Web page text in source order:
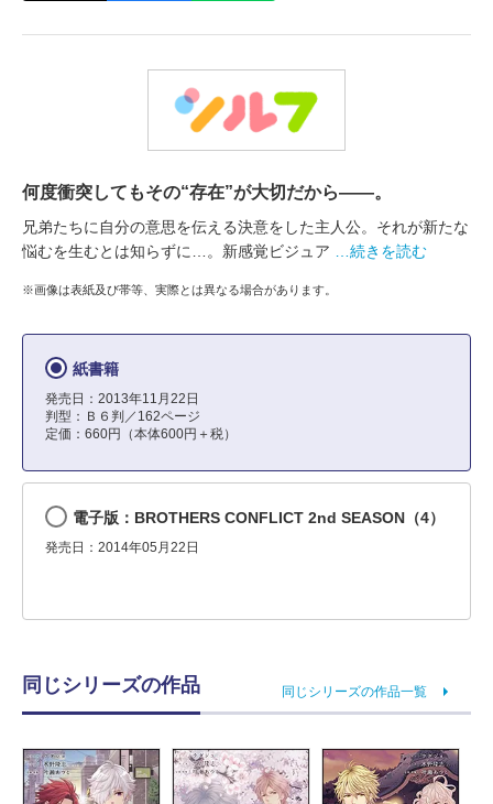
何度衝突してもその“存在”が大切だから――。
兄弟たちに自分の意思を伝える決意をした主人公。それが新たな
悩むを生むとは知らずに…。新感覚ビジュア
…続きを読む
※画像は表紙及び帯等、実際とは異なる場合があります。
紙書籍
発売日：2013年11月22日
判型：Ｂ６判／162ページ
定価：660円（本体600円＋税）
電子版：BROTHERS CONFLICT 2nd SEASON（4）
発売日：2014年05月22日
同じシリーズの作品 同じシリーズの作品一覧